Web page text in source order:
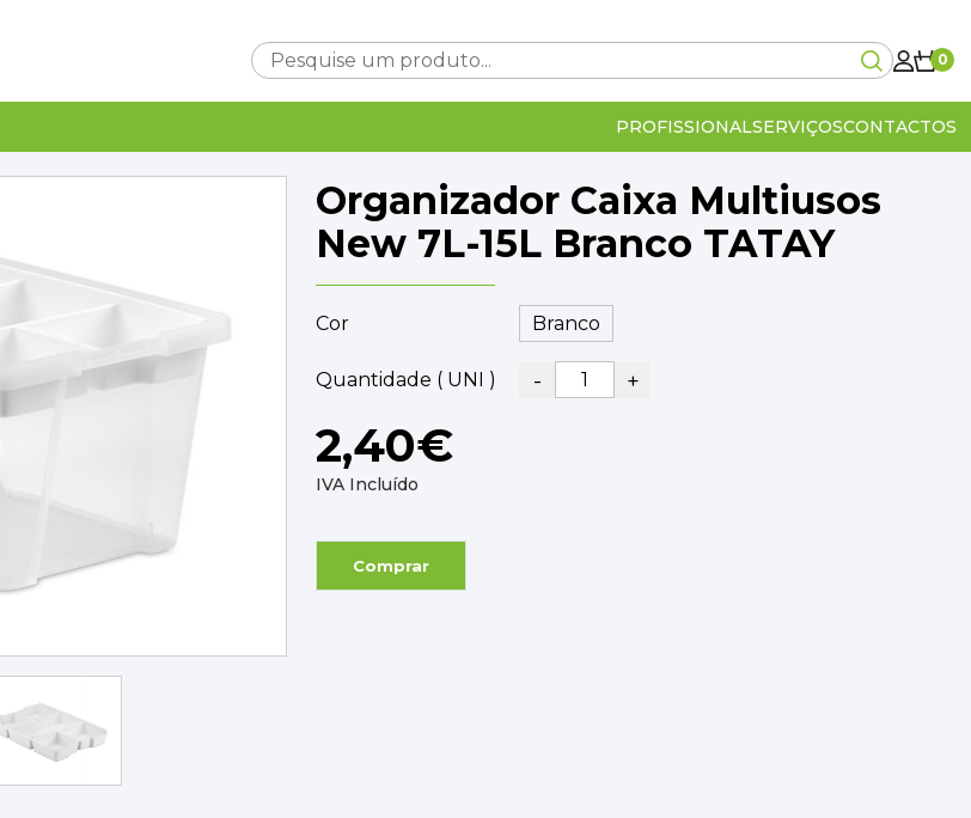
0
PROFISSIONALSERVIÇOSCONTACTOS
Carrinho Vazio!
Entrega
A calcular no checkout
FINALIZAR COMPRA
Organizador Caixa Multiusos
New 7L-15L Branco TATAY
Cor
Quantidade ( UNI ) - +
2,40€
IVA Incluído
Comprar